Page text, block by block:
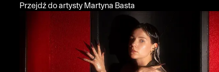
Przejdź do artysty Martyna Basta